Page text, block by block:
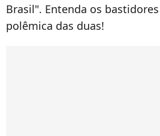
Brasil". Entenda os
polêmica das duas!